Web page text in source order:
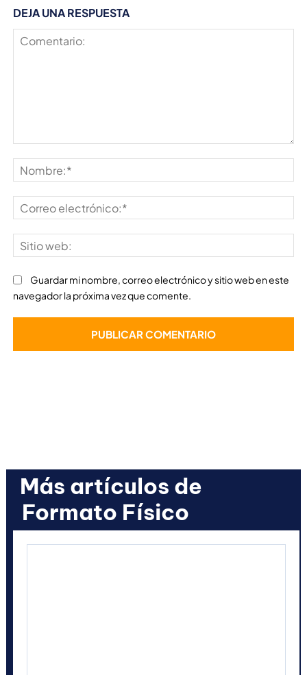
DEJA UNA RESPUESTA
Guardar mi nombre, correo electrónico y sitio web en este
navegador la próxima vez que comente.
Más artículos de
Formato Físico